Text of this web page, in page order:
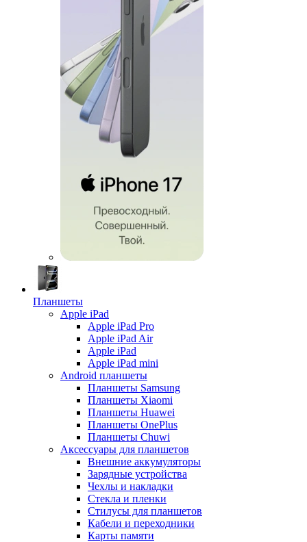
Планшеты
Apple iPad
Apple iPad Pro
Apple iPad Air
Apple iPad
Apple iPad mini
Android планшеты
Планшеты Samsung
Планшеты Xiaomi
Планшеты Huawei
Планшеты OnePlus
Планшеты Chuwi
Аксессуары для планшетов
Внешние аккумуляторы
Зарядные устройства
Чехлы и накладки
Стекла и пленки
Стилусы для планшетов
Кабели и переходники
Карты памяти